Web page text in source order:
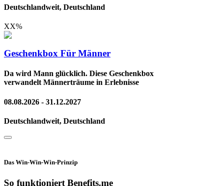
Deutschlandweit, Deutschland
XX%
Geschenkbox Für Männer
Da wird Mann glücklich. Diese Geschenkbox
verwandelt Männerträume in Erlebnisse
08.08.2026 - 31.12.2027
Deutschlandweit, Deutschland
Das Win-Win-Win-Prinzip
So funktioniert Benefits.me